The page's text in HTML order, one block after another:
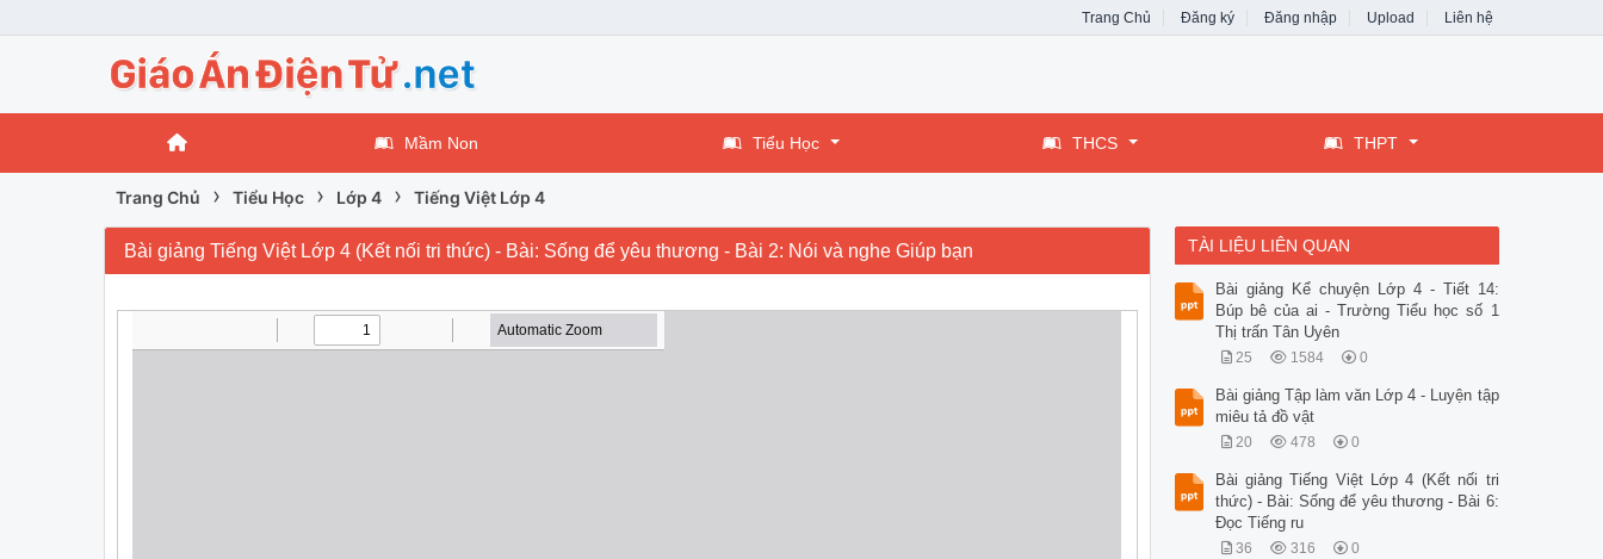
Trang Chủ Đăng ký Đăng nhập Upload Liên hệ
Mầm Non Tiểu Học THCS THPT
Trang Chủ › Tiểu Học › Lớp 4 › Tiếng Việt Lớp 4
Bài giảng Tiếng Việt Lớp 4 (Kết nối tri thức) - Bài: Sống để yêu thương - Bài 2: Nói và nghe Giúp bạn TÀI LIỆU LIÊN QUAN
Bài giảng Kể chuyện Lớp 4 - Tiết 14:
Búp bê của ai - Trường Tiểu học số 1
Thị trấn Tân Uyên
25 1584 0
Bài giảng Tập làm văn Lớp 4 - Luyện tập
miêu tả đồ vật
20 478 0
Bài giảng Tiếng Việt Lớp 4 (Kết nối tri
thức) - Bài: Sống để yêu thương - Bài 6:
Đọc Tiếng ru
36 316 0